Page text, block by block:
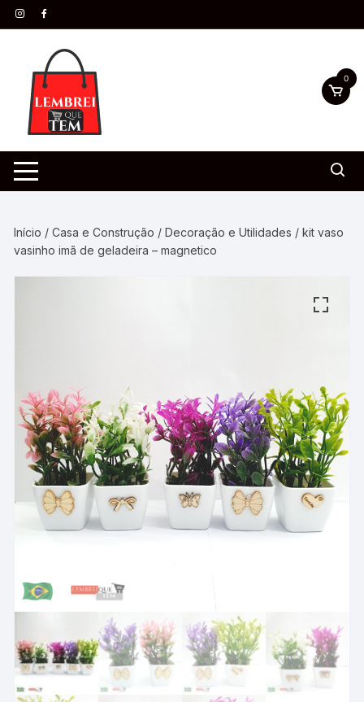
0
Início /Casa e Construção /Decoração e Utilidades / kit vaso
vasinho imã de geladeira – magnetico